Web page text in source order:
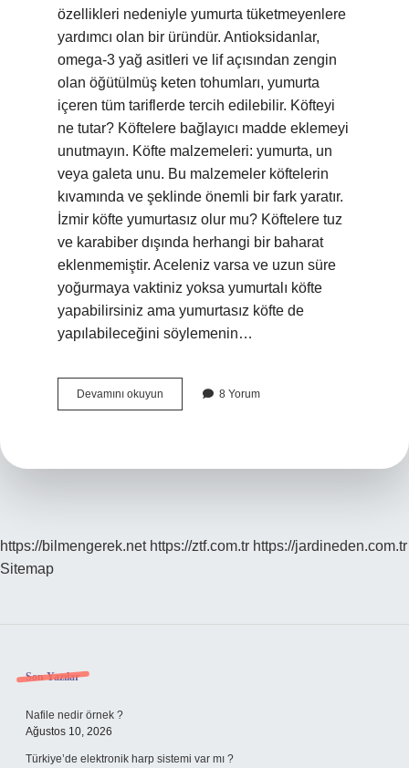
özellikleri nedeniyle yumurta tüketmeyenlere
yardımcı olan bir üründür. Antioksidanlar,
omega-3 yağ asitleri ve lif açısından zengin
olan öğütülmüş keten tohumları, yumurta
içeren tüm tariflerde tercih edilebilir. Köfteyi
ne tutar? Köftelere bağlayıcı madde eklemeyi
unutmayın. Köfte malzemeleri: yumurta, un
veya galeta unu. Bu malzemeler köftelerin
kıvamında ve şeklinde önemli bir fark yaratır.
İzmir köfte yumurtasız olur mu? Köftelere tuz
ve karabiber dışında herhangi bir baharat
eklenmemiştir. Aceleniz varsa ve uzun süre
yoğurmaya vaktiniz yoksa yumurtalı köfte
yapabilirsiniz ama yumurtasız köfte de
yapılabileceğini söylemenin…
Devamını okuyun Yumurta
Olmadan
8 Yorum
https://bilmengerek.net https://ztf.com.tr https://jardineden.com.tr
Sitemap
Sidebar
Son Yazılar
Nafile nedir örnek ?
Ağustos 10, 2026
Türkiye’de elektronik harp sistemi var mı ?